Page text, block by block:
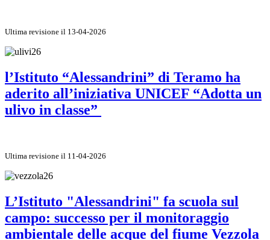
Ultima revisione il 13-04-2026
l’Istituto “Alessandrini” di Teramo ha
aderito all’iniziativa UNICEF “Adotta un
ulivo in classe”
Ultima revisione il 11-04-2026
L’Istituto "Alessandrini" fa scuola sul
campo: successo per il monitoraggio
ambientale delle acque del fiume Vezzola